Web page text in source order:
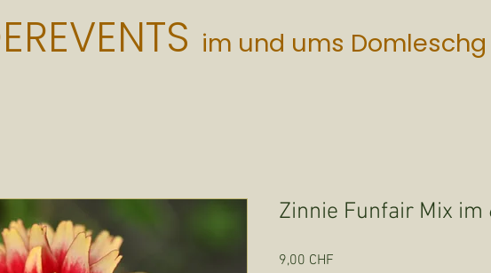
im und ums Domleschg
Zinnie Funfair Mix im
9,00 CHF